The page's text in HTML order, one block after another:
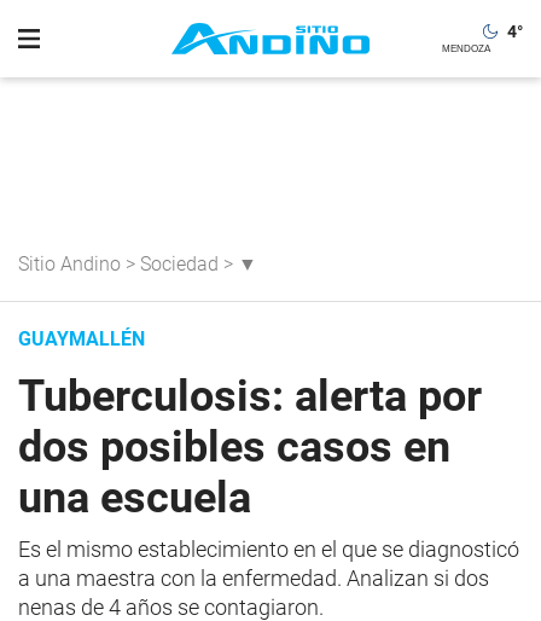
4°
Sitio Andino > Sociedad > ▼
GUAYMALLÉN
Tuberculosis: alerta por
dos posibles casos en
una escuela
Es el mismo establecimiento en el que se diagnosticó
a una maestra con la enfermedad. Analizan si dos
nenas de 4 años se contagiaron.